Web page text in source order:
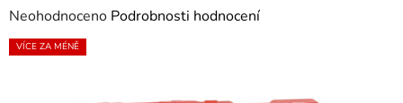
Průměrné
hodnocení
Neohodnoceno Podrobnosti hodnocení
VÍCE ZA MÉNĚ